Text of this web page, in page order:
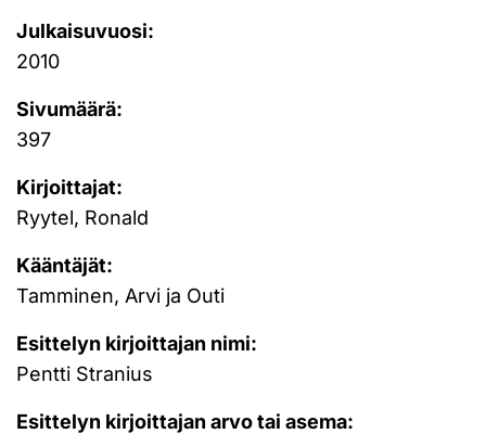
Julkaisuvuosi:
2010
Sivumäärä:
397
Kirjoittajat:
Ryytel, Ronald
Kääntäjät:
Tamminen, Arvi ja Outi
Esittelyn kirjoittajan nimi:
Pentti Stranius
Esittelyn kirjoittajan arvo tai asema: